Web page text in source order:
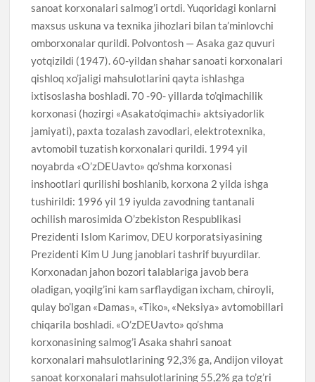
sanoat korxonalari salmog’i ortdi. Yuqoridagi konlarni
maxsus uskuna va texnika jihozlari bilan ta’minlovchi
omborxonalar qurildi. Polvontosh — Asaka gaz quvuri
yotqizildi (1947). 60-yildan shahar sanoati korxonalari
qishloq xo’jaligi mahsulotlarini qayta ishlashga
ixtisoslasha boshladi. 70 -90- yillarda to’qimachilik
korxonasi (hozirgi «Asakato’qimachi» aktsiyadorlik
jamiyati), paxta tozalash zavodlari, elektrotexnika,
avtomobil tuzatish korxonalari qurildi. 1994 yil
noyabrda «O’zDEUavto» qo’shma korxonasi
inshootlari qurilishi boshlanib, korxona 2 yilda ishga
tushirildi: 1996 yil 19 iyulda zavodning tantanali
ochilish marosimida O’zbekiston Respublikasi
Prezidenti Islom Karimov, DEU korporatsiyasining
Prezidenti Kim U Jung janoblari tashrif buyurdilar.
Korxonadan jahon bozori talablariga javob bera
oladigan, yoqilg’ini kam sarflaydigan ixcham, chiroyli,
qulay bo’lgan «Damas», «Tiko», «Neksiya» avtomobillari
chiqarila boshladi. «O’zDEUavto» qo’shma
korxonasining salmog’i Asaka shahri sanoat
korxonalari mahsulotlarining 92,3% ga, Andijon viloyat
sanoat korxonalari mahsulotlarining 55,2% ga to’g’ri